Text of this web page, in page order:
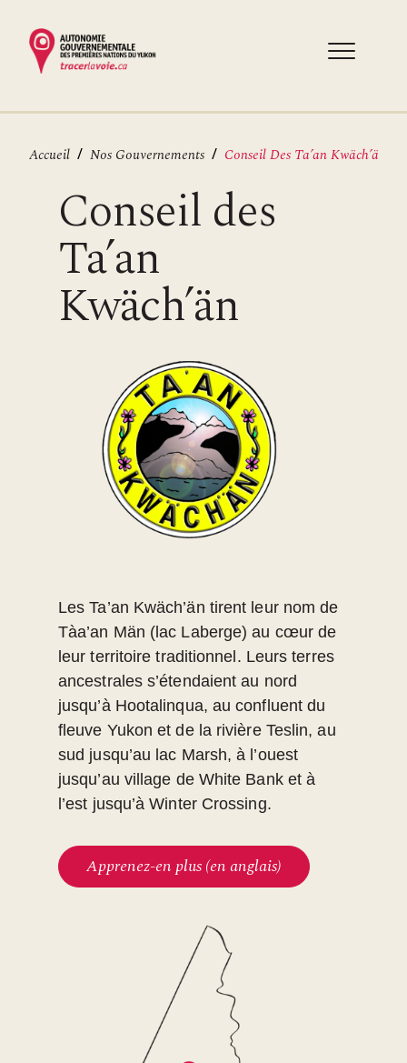
contenu
principal
Fil
d'Ariane
Accueil Nos Gouvernements Conseil Des Ta’an Kwäch’än
Conseil des
Ta’an
Kwäch’än
Les Ta’an Kwäch’än tirent leur nom de
Tàa’an Män (lac Laberge) au cœur de
leur territoire traditionnel. Leurs terres
ancestrales s’étendaient au nord
jusqu’à Hootalinqua, au confluent du
fleuve Yukon et de la rivière Teslin, au
sud jusqu’au lac Marsh, à l’ouest
jusqu’au village de White Bank et à
l’est jusqu’à Winter Crossing.
Apprenez-en plus (en anglais)